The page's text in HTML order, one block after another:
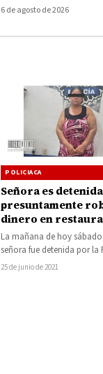
encubrimiento en
6 de agosto de 2026
POLICIACA
Señora es
presuntamente
dinero en
centro de Huetamo
La mañana de hoy
señora fue detenida por la
Municipal y Michoacán, ya
25 de junio de 2021